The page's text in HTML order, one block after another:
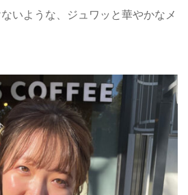
いような、ジュワッと華やかなメ